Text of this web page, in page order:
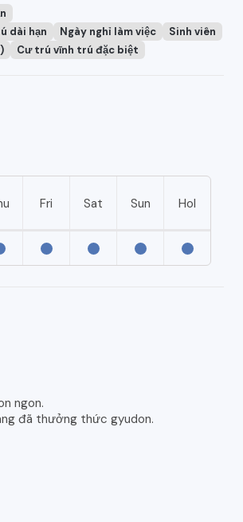
dài hạn Ngày nghỉ làm việc
Sinh viên
Cư trú vĩnh trú đặc biệt
Fri Sat Sun Hol
ngon.
đã thưởng thức gyudon.